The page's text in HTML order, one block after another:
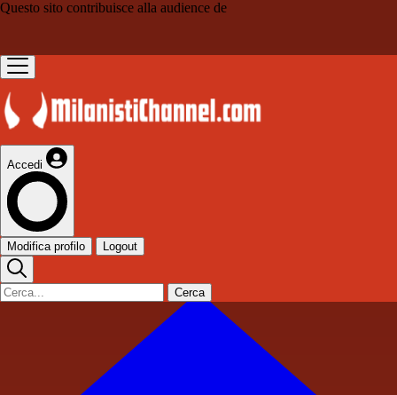
Questo sito contribuisce alla audience de
Accedi
Modifica profilo Logout
Cerca